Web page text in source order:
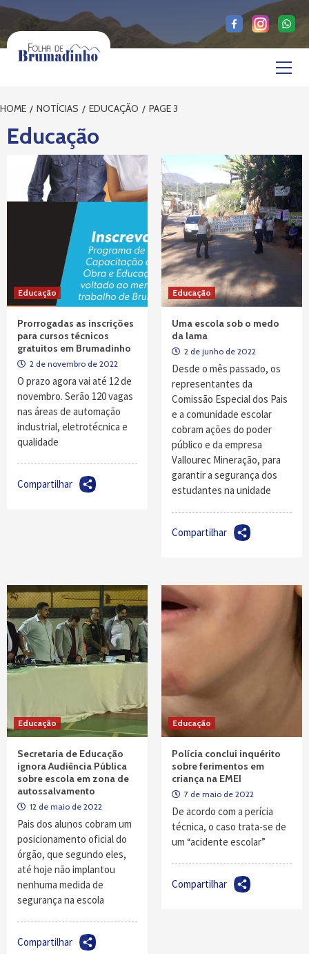
Skip
content
HOME NOTÍCIAS EDUCAÇÃO PAGE 3
Educação
Educação
Prorrogadas as inscrições
para cursos técnicos
gratuitos em Brumadinho
2 de novembro de 2022
O prazo agora vai até 12 de
novembro. Serão 120 vagas
nas áreas de automação
industrial, eletrotécnica e
qualidade
Compartilhar
Educação
Uma escola sob o medo
da lama
2 de junho de 2022
Desde o mês passado, os
representantes da
Comissão Especial dos Pais
e a comunidade escolar
cobram ações do poder
público e da empresa
Vallourec Mineração, para
garantir a segurança dos
estudantes na unidade
Compartilhar
Educação
Secretaria de Educação
ignora Audiência Pública
sobre escola em zona de
autossalvamento
12 de maio de 2022
Pais dos alunos cobram um
posicionamento oficial do
órgão, que segundo eles,
até hoje não implantou
nenhuma medida de
segurança na escola
Compartilhar
Educação
Polícia conclui inquérito
sobre ferimentos em
criança na EMEI
7 de maio de 2022
De acordo com a perícia
técnica, o caso trata-se de
um “acidente escolar”
Compartilhar